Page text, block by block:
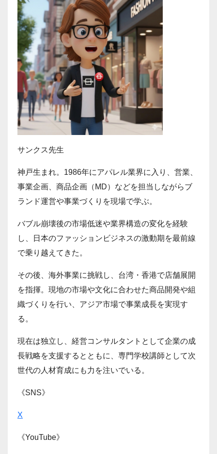
サンクス先生
神戸生まれ。1986年にアパレル業界に入り、営業、
事業企画、商品企画（MD）などを担当しながらブ
ランド運営や事業づくりを現場で学ぶ。
バブル崩壊後の市場低迷や業界構造の変化を経験
し、日本のファッションビジネスの激動期を最前線
で乗り越えてきた。
その後、海外事業に挑戦し、台湾・香港で店舗展開
を指揮。現地の市場や文化に合わせた商品開発や組
織づくりを行い、アジア市場で事業成長を実現す
る。
現在は独立し、経営コンサルタントとして企業の成
長戦略を支援するとともに、専門学校講師として次
世代の人材育成にも力を注いでいる。
《SNS》
X
《YouTube》